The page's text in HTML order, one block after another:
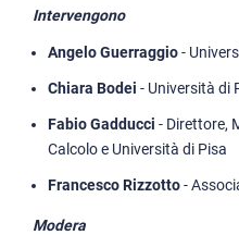
Intervengono
Angelo Guerraggio-
Chiara Bodei - Università di
Fabio Gadducci - Direttore,
Calcolo e Università di Pisa
Francesco Rizzotto-
Modera